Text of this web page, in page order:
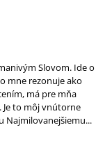
Slovom. Ide o
mne rezonuje ako
má pre mňa
to môj vnútorne
Najmilovanejšiemu...